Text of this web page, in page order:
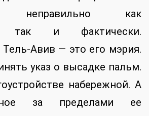
неправильно как
так и фактически.
Авив — это его мэрия.
указ о высадке пальм.
набережной. А
за пределами ее